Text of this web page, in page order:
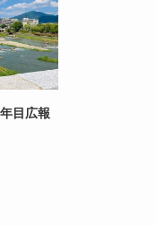
目広報